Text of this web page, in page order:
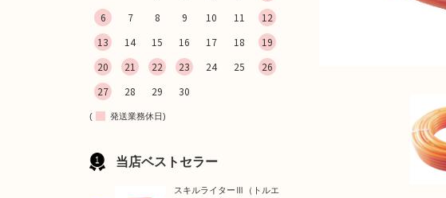
6
7 8 9 10 11
12
13
14 15 16 17 18
19
20
21 22 23 24 25
26
27
28 29 30
( 発送業務休日)
当店ベストセラー
スキルライターⅢ（トルエ